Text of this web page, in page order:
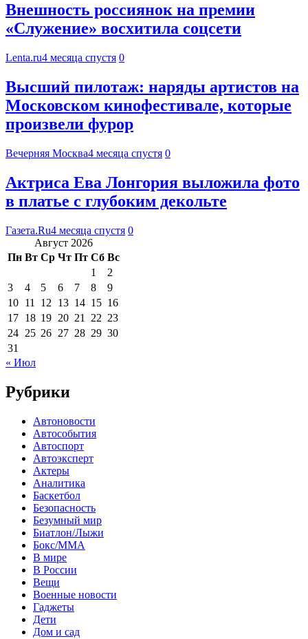
Внешность россиянок на премии
«Служение» восхитила соцсети
Lenta.ru4 месяца спустя 0
Высший пилотаж: наряды артистов на
Московском кинофестивале, которые
произвели фурор
Вечерняя Москва4 месяца спустя 0
Актриса Ева Лонгория выложила фото
в платье с глубоким декольте
Газета.Ru4 месяца спустя 0
Август 2026
Пн Вт Ср Чт Пт Сб Вс
1
2
3
4 5 6 7 8
9
10 11 12 13 14 15 16
17 18 19 20 21 22 23
24 25 26 27 28 29 30
31
« Июл
Рубрики
Автоновости
Автособытия
Автоспорт
Автоэксперт
Актеры
Аналитика
Баскетбол
Безопасность
Безумный мир
Биатлон/Лыжи
Бокс/MMA
В мире
В России
Вещи
Военные новости
Гаджеты
Дети
Дом и сад